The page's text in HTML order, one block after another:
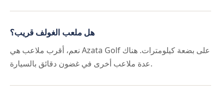
هل ملعب الغولف قريب؟
نعم، أقرب ملاعب هي Azata Golf على بضعة كيلومترات. هناك
عدة ملاعب أخرى في غضون دقائق بالسيارة.